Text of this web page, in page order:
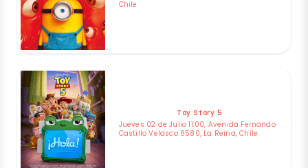
Chile
Toy Story 5
Jueves 02 de Julio 11:00, Avenida Fernando
Castillo Velasco 8580, La Reina, Chile